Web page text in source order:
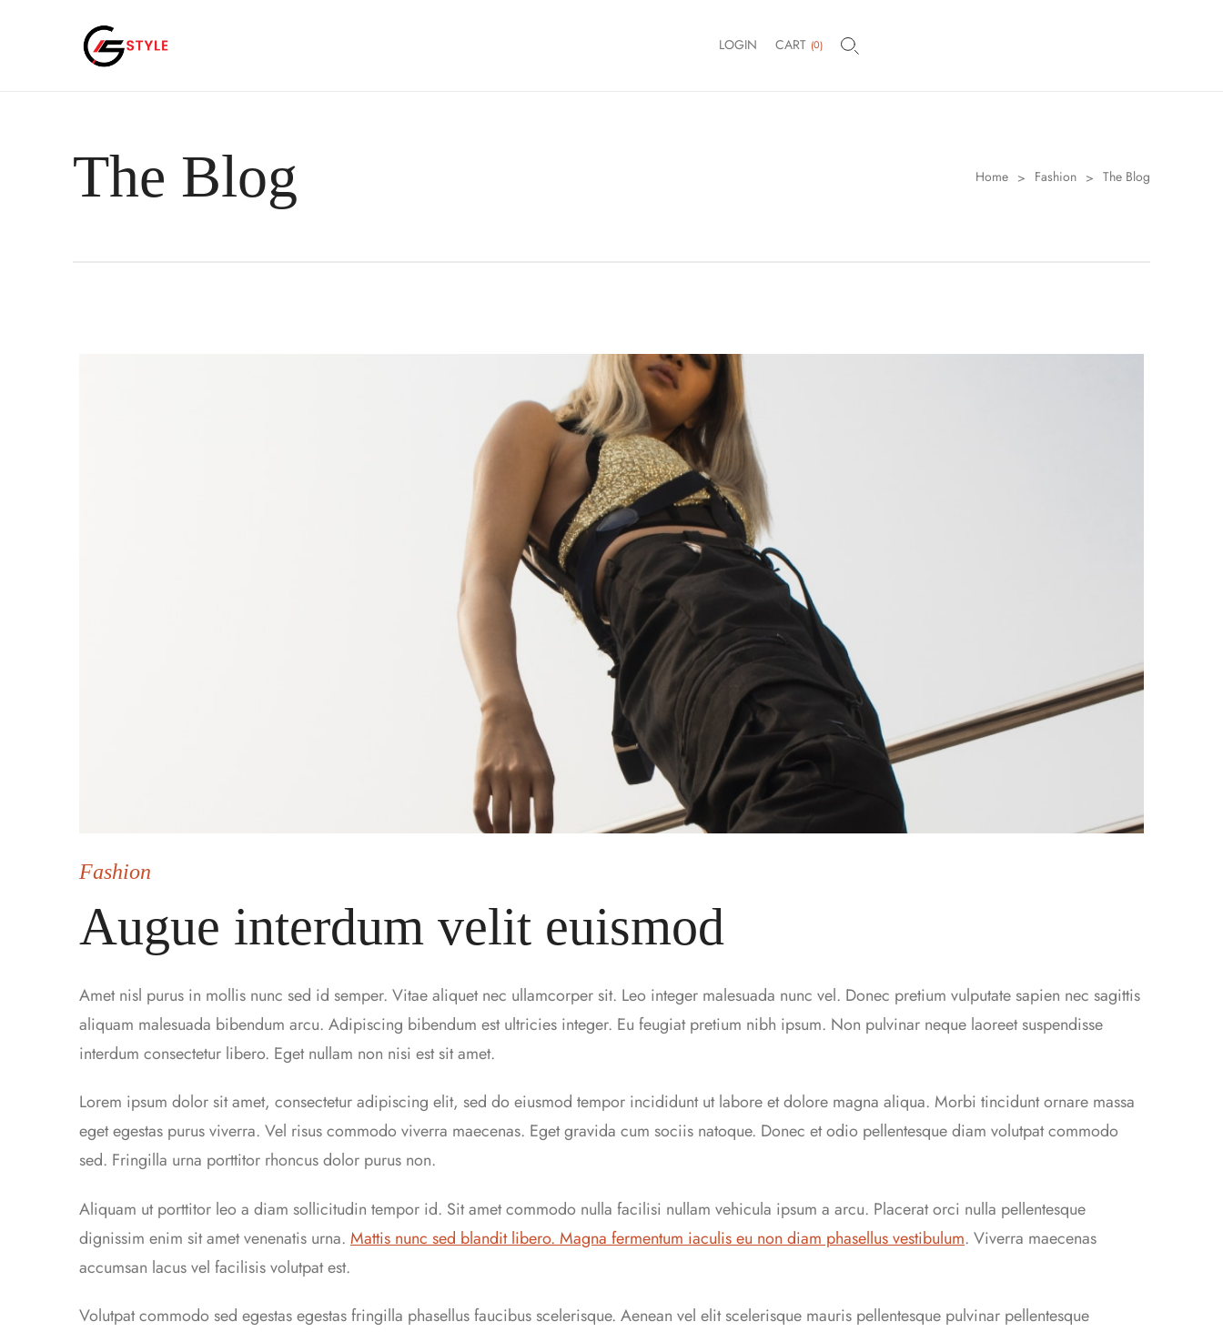
LOGIN CART (0)
The Blog Home > Fashion > The Blog
Fashion
Augue interdum velit euismod
Amet nisl purus in mollis nunc sed id semper. Vitae aliquet nec ullamcorper sit. Leo integer malesuada nunc vel. Donec pretium vulputate sapien nec sagittis
aliquam malesuada bibendum arcu. Adipiscing bibendum est ultricies integer. Eu feugiat pretium nibh ipsum. Non pulvinar neque laoreet suspendisse
interdum consectetur libero. Eget nullam non nisi est sit amet.
Lorem ipsum dolor sit amet, consectetur adipiscing elit, sed do eiusmod tempor incididunt ut labore et dolore magna aliqua. Morbi tincidunt ornare massa
eget egestas purus viverra. Vel risus commodo viverra maecenas. Eget gravida cum sociis natoque. Donec et odio pellentesque diam volutpat commodo
sed. Fringilla urna porttitor rhoncus dolor purus non.
Aliquam ut porttitor leo a diam sollicitudin tempor id. Sit amet commodo nulla facilisi nullam vehicula ipsum a arcu. Placerat orci nulla pellentesque
dignissim enim sit amet venenatis urna. Mattis nunc sed blandit libero. Magna fermentum iaculis eu non diam phasellus vestibulum. Viverra maecenas
accumsan lacus vel facilisis volutpat est.
Volutpat commodo sed egestas egestas fringilla phasellus faucibus scelerisque. Aenean vel elit scelerisque mauris pellentesque pulvinar pellentesque